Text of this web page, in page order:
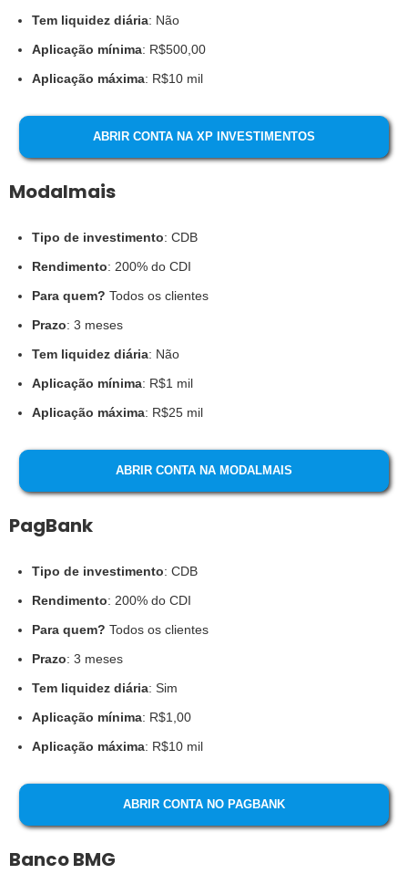
Tem liquidez diária: Não
Aplicação mínima: R$500,00
Aplicação máxima: R$10 mil
ABRIR CONTA NA XP INVESTIMENTOS
Modalmais
Tipo de investimento: CDB
Rendimento: 200% do CDI
Para quem? Todos os clientes
Prazo: 3 meses
Tem liquidez diária: Não
Aplicação mínima: R$1 mil
Aplicação máxima: R$25 mil
ABRIR CONTA NA MODALMAIS
PagBank
Tipo de investimento: CDB
Rendimento: 200% do CDI
Para quem? Todos os clientes
Prazo: 3 meses
Tem liquidez diária: Sim
Aplicação mínima: R$1,00
Aplicação máxima: R$10 mil
ABRIR CONTA NO PAGBANK
Banco BMG